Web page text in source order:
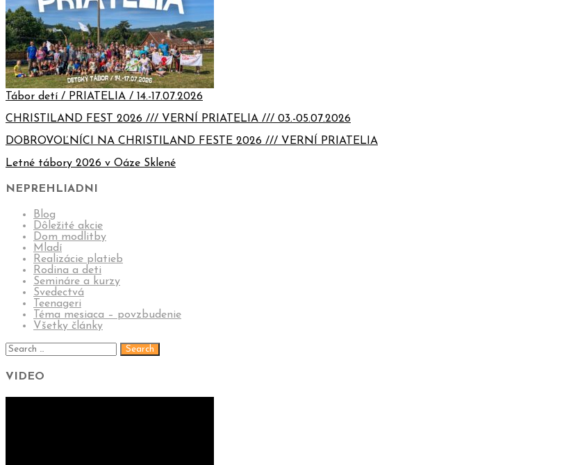
Tábor detí / PRIATELIA / 14.-17.07.2026
CHRISTILAND FEST 2026 /// VERNÍ PRIATELIA /// 03.-05.07.2026
DOBROVOĽNÍCI NA CHRISTILAND FESTE 2026 /// VERNÍ PRIATELIA
Letné tábory 2026 v Oáze Sklené
NEPREHLIADNI
Blog
Dôležité akcie
Dom modlitby
Mladí
Realizácie platieb
Rodina a deti
Semináre a kurzy
Svedectvá
Teenageri
Téma mesiaca – povzbudenie
Všetky články
VIDEO